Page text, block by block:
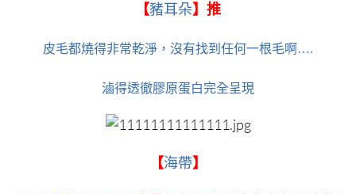
【豬耳朵】推
皮毛都燒得非常乾淨，沒有找到任何一根毛啊….
滷得透徹膠原蛋白完全呈現
【海帶】